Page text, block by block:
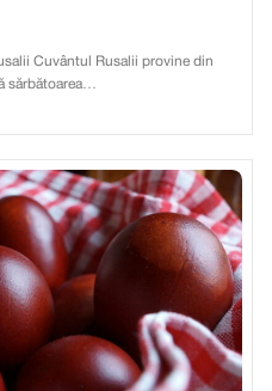
Cuvântul Rusalii provine din
sărbătoarea…